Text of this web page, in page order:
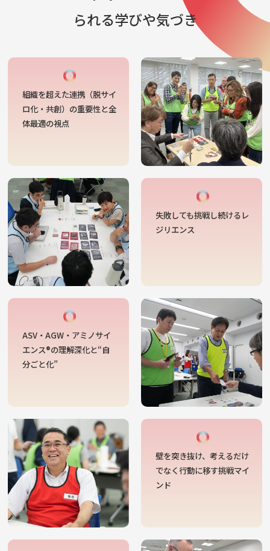
られる学びや気づき
組織を超えた連携（脱サイ
ロ化・共創）の重要性と全
体最適の視点
失敗しても挑戦し続けるレ
ジリエンス
ASV・AGW・アミノサイ
エンス®の理解深化と“自
分ごと化”
壁を突き抜け、考えるだけ
でなく行動に移す挑戦マイ
ンド